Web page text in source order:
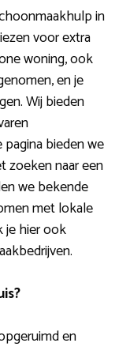
in
voor extra
woning, ook
en je
Wij bieden
bieden we
zoeken naar een
we bekende
met lokale
je hier ook
en